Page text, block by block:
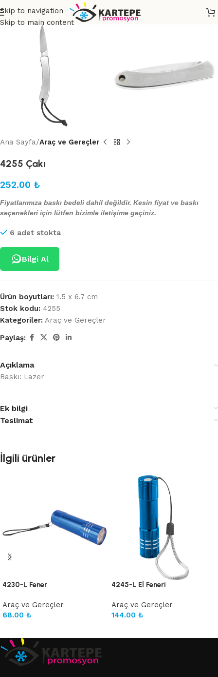
Skip to navigation
Skip to main content
Ana Sayfa Araç ve Gereçler
4255 Çakı
252.00 ₺
Fiyatlarımıza baskı bedeli dahil değildir. Kesin fiyat ve baskı
seçenekleri için lütfen bizimle iletişime geçiniz.
6 adet stokta
Bilgi Al
Ürün boyutları: 1.5 x 6.7 cm
Stok kodu: 4255
Kategoriler: Araç ve Gereçler
Paylaş:
Açıklama
Baskı: Lazer
Ek bilgi
Teslimat
İlgili ürünler
4230-L Fener
Araç ve Gereçler
68.00 ₺
4245-L El Feneri
Araç ve Gereçler
144.00 ₺